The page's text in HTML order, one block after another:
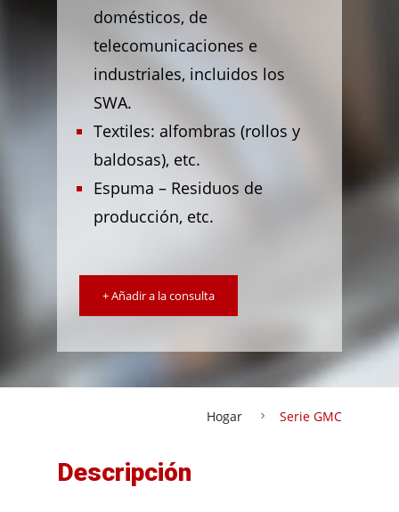
domésticos, de
telecomunicaciones e
industriales, incluidos los
SWA.
Textiles: alfombras (rollos y
baldosas), etc.
Espuma – Residuos de
producción, etc.
+ Añadir a la consulta
Hogar Serie GMC
Descripción